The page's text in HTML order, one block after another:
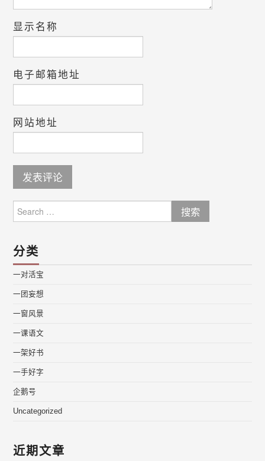
显示名称
电子邮箱地址
网站地址
for:
分类
一对活宝
一团妄想
一窗风景
一课语文
一架好书
一手好字
企鹅号
Uncategorized
近期文章